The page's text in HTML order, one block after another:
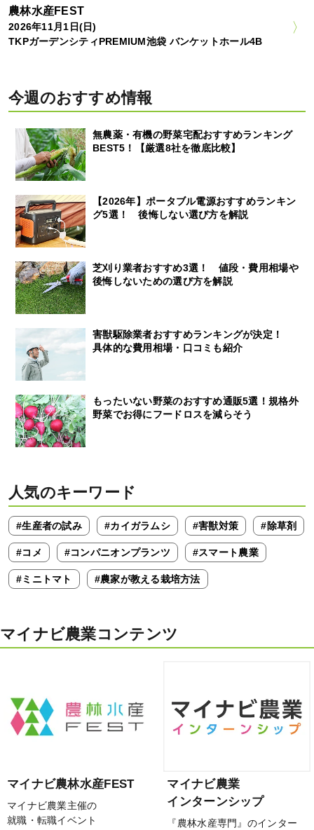
農林水産FEST
2026年11月1日(日)
TKPガーデンシティPREMIUM池袋 バンケットホール4B
今週のおすすめ情報
無農薬・有機の野菜宅配おすすめランキング
BEST5！【厳選8社を徹底比較】
【2026年】ポータブル電源おすすめランキン
グ5選！ 後悔しない選び方を解説
芝刈り業者おすすめ3選！ 値段・費用相場や
後悔しないための選び方を解説
害獣駆除業者おすすめランキングが決定！
具体的な費用相場・口コミも紹介
もったいない野菜のおすすめ通販5選！規格外
野菜でお得にフードロスを減らそう
人気のキーワード
#生産者の試み #カイガラムシ #害獣対策 #除草剤
#コメ #コンパニオンプランツ #スマート農業
#ミニトマト #農家が教える栽培方法
マイナビ農業コンテンツ
マイナビ農林水産FEST
マイナビ農業主催の
就職・転職イベント
マイナビ農業
インターンシップ
『農林水産専門』のインター